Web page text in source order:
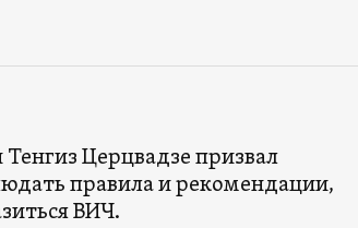
Церцвадзе призвал
правила и рекомендации,
ВИЧ.